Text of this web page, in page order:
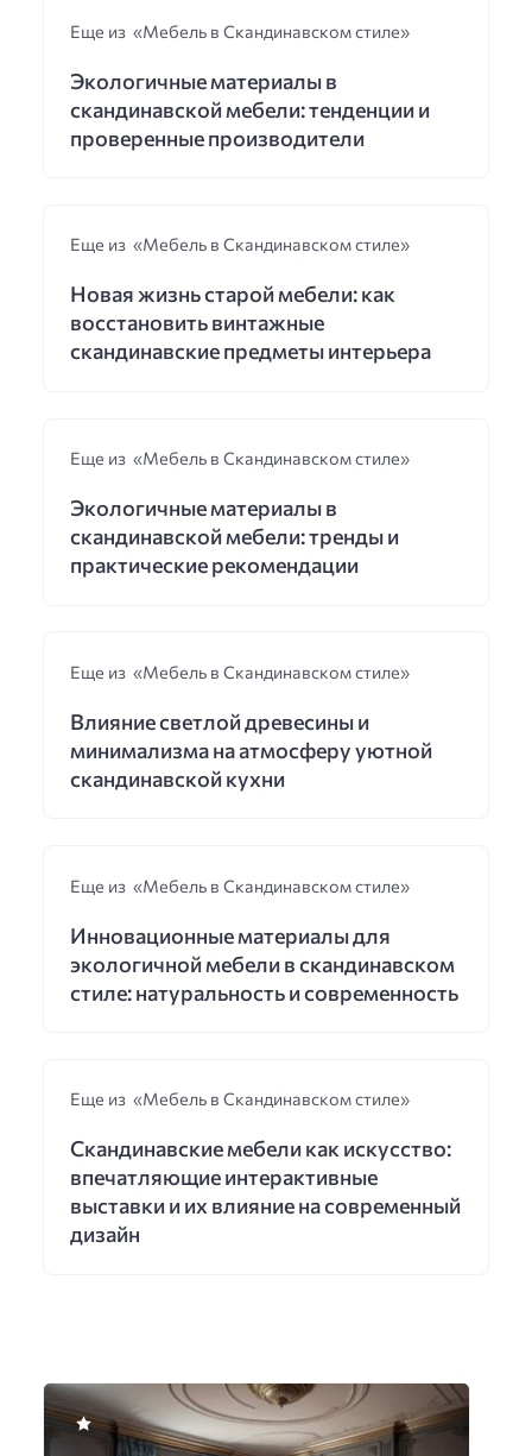
Еще из «Мебель в Скандинавском стиле»
Экологичные материалы в
скандинавской мебели: тенденции и
проверенные производители
Еще из «Мебель в Скандинавском стиле»
Новая жизнь старой мебели: как
восстановить винтажные
скандинавские предметы интерьера
Еще из «Мебель в Скандинавском стиле»
Экологичные материалы в
скандинавской мебели: тренды и
практические рекомендации
Еще из «Мебель в Скандинавском стиле»
Влияние светлой древесины и
минимализма на атмосферу уютной
скандинавской кухни
Еще из «Мебель в Скандинавском стиле»
Инновационные материалы для
экологичной мебели в скандинавском
стиле: натуральность и современность
Еще из «Мебель в Скандинавском стиле»
Скандинавские мебели как искусство:
впечатляющие интерактивные
выставки и их влияние на современный
дизайн